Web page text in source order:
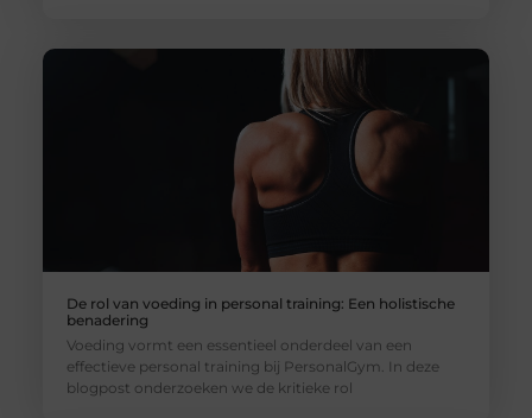
De rol van voeding in personal training: Een holistische
benadering
Voeding vormt een essentieel onderdeel van een
effectieve personal training bij PersonalGym. In deze
blogpost onderzoeken we de kritieke rol